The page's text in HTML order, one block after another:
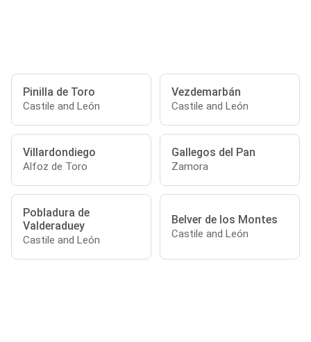
Pinilla de Toro
Castile and León
Vezdemarbán
Castile and León
Villardondiego
Alfoz de Toro
Gallegos del Pan
Zamora
Pobladura de
Valderaduey
Castile and León
Belver de los Montes
Castile and León